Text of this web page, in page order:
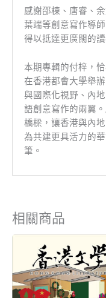
感謝邵棟、唐睿、
葉端等創意寫作導
得以抵達更廣闊的讀
本期專輯的付梓，
在香港都會大學舉
與國際化視野、內
語創意寫作的兩翼
橋樑，讓香港與內
為共建更具活力的
筆。
相關商品
原
價
格：
NT$150。
目
前
價
格：